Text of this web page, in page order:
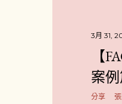
3月 31,
【
案
分享